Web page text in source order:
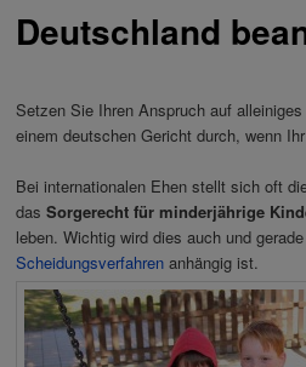
Deutschland
Setzen Sie Ihren Anspruch auf
einem deutschen Gericht durch, wenn
Bei internationalen Ehen stellt sich oft
dasSorgerecht für minderjährige
leben. Wichtig wird dies auch und
Scheidungsverfahren anhängig ist.